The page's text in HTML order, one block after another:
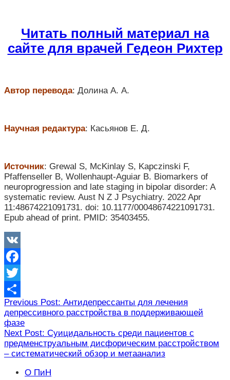
Читать полный материал на
сайте для врачей Гедеон Рихтер
Автор перевода: Долина А. А.
Научная редактура: Касьянов Е. Д.
Источник: Grewal S, McKinlay S, Kapczinski F,
Pfaffenseller B, Wollenhaupt-Aguiar B. Biomarkers of
neuroprogression and late staging in bipolar disorder: A
systematic review. Aust N Z J Psychiatry. 2022 Apr
11:48674221091731. doi: 10.1177/00048674221091731.
Epub ahead of print. PMID: 35403455.
VK
Facebook
Twitter
Отправить
Навигация
по
записям
Previous Post: Антидепрессанты для лечения
депрессивного расстройства в поддерживающей
фазе
Next Post: Суицидальность среди пациентов с
предменструальным дисфорическим расстройством
– систематический обзор и метаанализ
О ПиН